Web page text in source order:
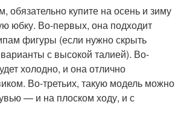
обязательно купите на осень и зиму
юбку. Во-первых, она подходит
фигуры (если нужно скрыть
с высокой талией). Во-
холодно, и она отлично
Во-третьих, такую модель можно
— и на плоском ходу, и с